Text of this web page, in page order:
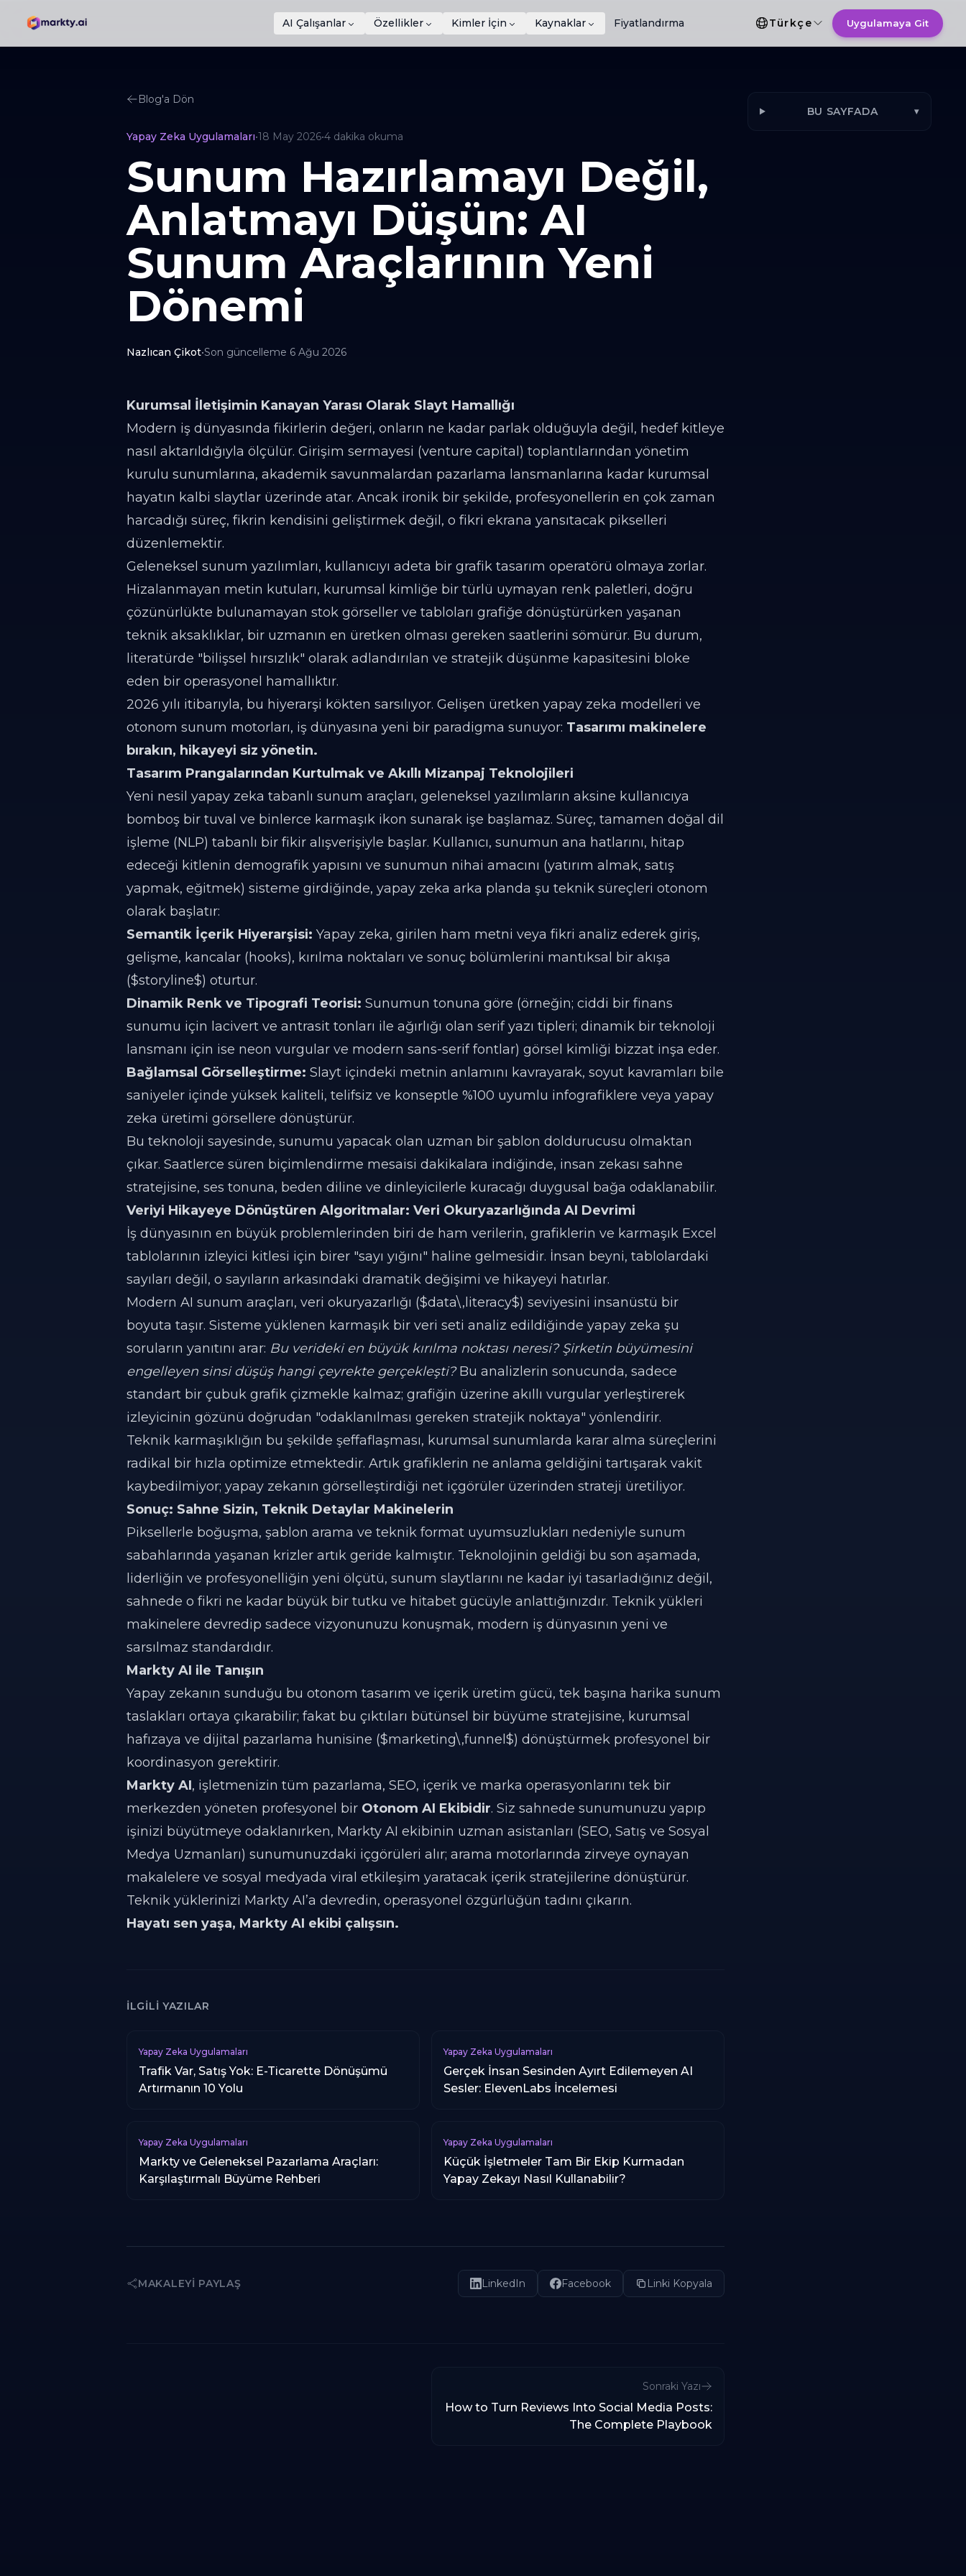
AI Çalışanlar Özellikler Kimler İçin Kaynaklar Fiyatlandırma Dil Seçimi
Türkçe Uygulamaya Git
Blog'a Dön
Yapay Zeka Uygulamaları•18 May 2026•4 dakika okuma
Sunum Hazırlamayı Değil,
Anlatmayı Düşün: AI
Sunum Araçlarının Yeni
Dönemi
Nazlıcan Çikot•Son güncelleme 6 Ağu 2026
Kurumsal İletişimin Kanayan Yarası Olarak Slayt Hamallığı
Modern iş dünyasında fikirlerin değeri, onların ne kadar parlak olduğuyla değil, hedef kitleye
nasıl aktarıldığıyla ölçülür. Girişim sermayesi (venture capital) toplantılarından yönetim
kurulu sunumlarına, akademik savunmalardan pazarlama lansmanlarına kadar kurumsal
hayatın kalbi slaytlar üzerinde atar. Ancak ironik bir şekilde, profesyonellerin en çok zaman
harcadığı süreç, fikrin kendisini geliştirmek değil, o fikri ekrana yansıtacak pikselleri
düzenlemektir.
Geleneksel sunum yazılımları, kullanıcıyı adeta bir grafik tasarım operatörü olmaya zorlar.
Hizalanmayan metin kutuları, kurumsal kimliğe bir türlü uymayan renk paletleri, doğru
çözünürlükte bulunamayan stok görseller ve tabloları grafiğe dönüştürürken yaşanan
teknik aksaklıklar, bir uzmanın en üretken olması gereken saatlerini sömürür. Bu durum,
literatürde "bilişsel hırsızlık" olarak adlandırılan ve stratejik düşünme kapasitesini bloke
eden bir operasyonel hamallıktır.
2026 yılı itibarıyla, bu hiyerarşi kökten sarsılıyor. Gelişen üretken yapay zeka modelleri ve
otonom sunum motorları, iş dünyasına yeni bir paradigma sunuyor: Tasarımı makinelere
bırakın, hikayeyi siz yönetin.
Tasarım Prangalarından Kurtulmak ve Akıllı Mizanpaj Teknolojileri
Yeni nesil yapay zeka tabanlı sunum araçları, geleneksel yazılımların aksine kullanıcıya
bomboş bir tuval ve binlerce karmaşık ikon sunarak işe başlamaz. Süreç, tamamen doğal dil
işleme (NLP) tabanlı bir fikir alışverişiyle başlar. Kullanıcı, sunumun ana hatlarını, hitap
edeceği kitlenin demografik yapısını ve sunumun nihai amacını (yatırım almak, satış
yapmak, eğitmek) sisteme girdiğinde, yapay zeka arka planda şu teknik süreçleri otonom
olarak başlatır:
Semantik İçerik Hiyerarşisi: Yapay zeka, girilen ham metni veya fikri analiz ederek giriş,
gelişme, kancalar (hooks), kırılma noktaları ve sonuç bölümlerini mantıksal bir akışa
($storyline$) oturtur.
Dinamik Renk ve Tipografi Teorisi: Sunumun tonuna göre (örneğin; ciddi bir finans
sunumu için lacivert ve antrasit tonları ile ağırlığı olan serif yazı tipleri; dinamik bir teknoloji
lansmanı için ise neon vurgular ve modern sans-serif fontlar) görsel kimliği bizzat inşa eder.
Bağlamsal Görselleştirme: Slayt içindeki metnin anlamını kavrayarak, soyut kavramları bile
saniyeler içinde yüksek kaliteli, telifsiz ve konseptle %100 uyumlu infografiklere veya yapay
zeka üretimi görsellere dönüştürür.
Bu teknoloji sayesinde, sunumu yapacak olan uzman bir şablon doldurucusu olmaktan
çıkar. Saatlerce süren biçimlendirme mesaisi dakikalara indiğinde, insan zekası sahne
stratejisine, ses tonuna, beden diline ve dinleyicilerle kuracağı duygusal bağa odaklanabilir.
Veriyi Hikayeye Dönüştüren Algoritmalar: Veri Okuryazarlığında AI Devrimi
İş dünyasının en büyük problemlerinden biri de ham verilerin, grafiklerin ve karmaşık Excel
tablolarının izleyici kitlesi için birer "sayı yığını" haline gelmesidir. İnsan beyni, tablolardaki
sayıları değil, o sayıların arkasındaki dramatik değişimi ve hikayeyi hatırlar.
Modern AI sunum araçları, veri okuryazarlığı ($data\,literacy$) seviyesini insanüstü bir
boyuta taşır. Sisteme yüklenen karmaşık bir veri seti analiz edildiğinde yapay zeka şu
soruların yanıtını arar: Bu verideki en büyük kırılma noktası neresi? Şirketin büyümesini
engelleyen sinsi düşüş hangi çeyrekte gerçekleşti?Bu analizlerin sonucunda, sadece
standart bir çubuk grafik çizmekle kalmaz; grafiğin üzerine akıllı vurgular yerleştirerek
izleyicinin gözünü doğrudan "odaklanılması gereken stratejik noktaya" yönlendirir.
Teknik karmaşıklığın bu şekilde şeffaflaşması, kurumsal sunumlarda karar alma süreçlerini
radikal bir hızla optimize etmektedir. Artık grafiklerin ne anlama geldiğini tartışarak vakit
kaybedilmiyor; yapay zekanın görselleştirdiği net içgörüler üzerinden strateji üretiliyor.
Sonuç: Sahne Sizin, Teknik Detaylar Makinelerin
Piksellerle boğuşma, şablon arama ve teknik format uyumsuzlukları nedeniyle sunum
sabahlarında yaşanan krizler artık geride kalmıştır. Teknolojinin geldiği bu son aşamada,
liderliğin ve profesyonelliğin yeni ölçütü, sunum slaytlarını ne kadar iyi tasarladığınız değil,
sahnede o fikri ne kadar büyük bir tutku ve hitabet gücüyle anlattığınızdır. Teknik yükleri
makinelere devredip sadece vizyonunuzu konuşmak, modern iş dünyasının yeni ve
sarsılmaz standardıdır.
Markty AI ile Tanışın
Yapay zekanın sunduğu bu otonom tasarım ve içerik üretim gücü, tek başına harika sunum
taslakları ortaya çıkarabilir; fakat bu çıktıları bütünsel bir büyüme stratejisine, kurumsal
hafızaya ve dijital pazarlama hunisine ($marketing\,funnel$) dönüştürmek profesyonel bir
koordinasyon gerektirir.
Markty AI, işletmenizin tüm pazarlama, SEO, içerik ve marka operasyonlarını tek bir
merkezden yöneten profesyonel bir Otonom AI Ekibidir. Siz sahnede sunumunuzu yapıp
işinizi büyütmeye odaklanırken, Markty AI ekibinin uzman asistanları (SEO, Satış ve Sosyal
Medya Uzmanları) sunumunuzdaki içgörüleri alır; arama motorlarında zirveye oynayan
makalelere ve sosyal medyada viral etkileşim yaratacak içerik stratejilerine dönüştürür.
Teknik yüklerinizi Markty AI’a devredin, operasyonel özgürlüğün tadını çıkarın.
Hayatı sen yaşa, Markty AI ekibi çalışsın.
İLGILI YAZILAR
Yapay Zeka Uygulamaları
Trafik Var, Satış Yok: E-Ticarette Dönüşümü
Artırmanın 10 Yolu
Yapay Zeka Uygulamaları
Gerçek İnsan Sesinden Ayırt Edilemeyen AI
Sesler: ElevenLabs İncelemesi
Yapay Zeka Uygulamaları
Markty ve Geleneksel Pazarlama Araçları:
Karşılaştırmalı Büyüme Rehberi
Yapay Zeka Uygulamaları
Küçük İşletmeler Tam Bir Ekip Kurmadan
Yapay Zekayı Nasıl Kullanabilir?
MAKALEYI PAYLAŞ LinkedIn Facebook Linki Kopyala
Sonraki Yazı
How to Turn Reviews Into Social Media Posts:
The Complete Playbook
BU SAYFADA ▾